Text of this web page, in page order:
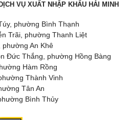
VỤ XUẤT NHẬP KHẨU HẢI MINH
phường Bình Thạnh
Trãi, phường Thanh Liệt
phường An Khê
Đức Thắng, phường Hồng Bàng
Hàm Rồng
Thành Vinh
Tân An
Bình Thủy